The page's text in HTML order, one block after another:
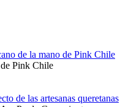
de la mano de Pink Chile
Pink Chile
de las artesanas queretanas